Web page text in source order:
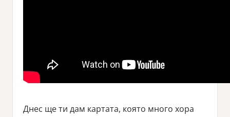
Днес ще ти дам картата, която много хора